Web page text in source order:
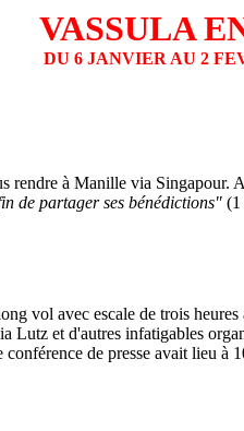
VASSULA
DU 6 JANVIER AU 2
rendre à Manille via
de partager ses bénédictions" (1
vol avec escale de trois
Lutz et d'autres infatigables
de presse avait lieu